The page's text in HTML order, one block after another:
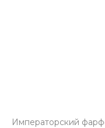
Императорский